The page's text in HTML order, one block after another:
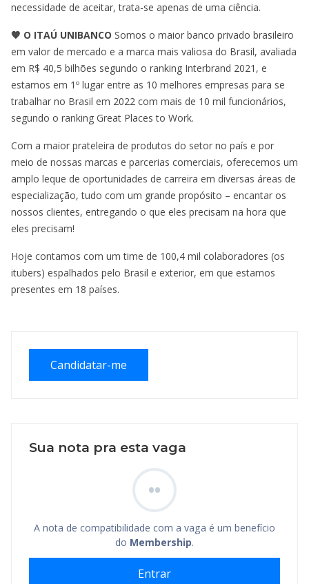
necessidade de aceitar, trata-se apenas de uma ciência.
🧡 O ITAÚ UNIBANCO Somos o maior banco privado brasileiro
em valor de mercado e a marca mais valiosa do Brasil, avaliada
em R$ 40,5 bilhões segundo o ranking Interbrand 2021, e
estamos em 1º lugar entre as 10 melhores empresas para se
trabalhar no Brasil em 2022 com mais de 10 mil funcionários,
segundo o ranking Great Places to Work.
Com a maior prateleira de produtos do setor no país e por
meio de nossas marcas e parcerias comerciais, oferecemos um
amplo leque de oportunidades de carreira em diversas áreas de
especialização, tudo com um grande propósito – encantar os
nossos clientes, entregando o que eles precisam na hora que
eles precisam!
Hoje contamos com um time de 100,4 mil colaboradores (os
itubers) espalhados pelo Brasil e exterior, em que estamos
presentes em 18 países.
Candidatar-me
Sua nota pra esta vaga
••
A nota de compatibilidade com a vaga é um benefício
do Membership.
Entrar